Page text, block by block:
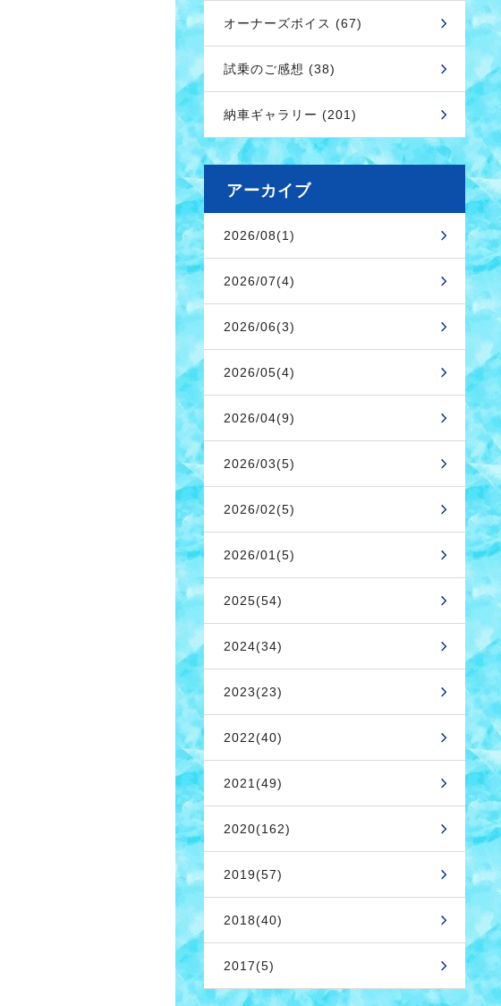
オーナーズボイス (67)
試乗のご感想 (38)
納車ギャラリー (201)
アーカイブ
2026/08(1)
2026/07(4)
2026/06(3)
2026/05(4)
2026/04(9)
2026/03(5)
2026/02(5)
2026/01(5)
2025(54)
2024(34)
2023(23)
2022(40)
2021(49)
2020(162)
2019(57)
2018(40)
2017(5)